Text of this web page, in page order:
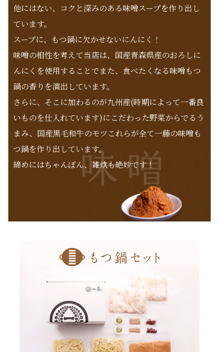
他にはない、コクと深みのある味噌スープを作り出し
ています。
スープに、もつ鍋に欠かせないにんにく！
味噌の相性を考えて当店は、国産青森県産のおろしに
んにくを使用することでまた、食べたくなる味噌もつ
鍋の香りを演出しています。
さらに、そこに加わるのが九州産(時期によって一番良
いものを仕入れています)にこだわった野菜からでるう
まみ、国産黒毛和牛のモツこれらが全て一藤の味噌も
つ鍋を作り出しています。
締めにはちゃんぽん、雑炊も絶妙です！